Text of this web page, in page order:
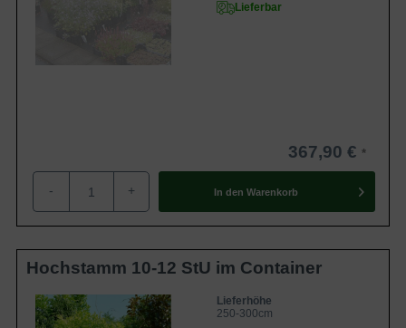
Lieferbar
367,90 €
- + In den Warenkorb
Hochstamm 10-12 StU im Container
Lieferhöhe
250-300cm